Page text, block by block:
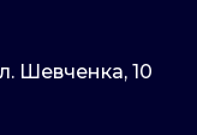
Шевченка, 10